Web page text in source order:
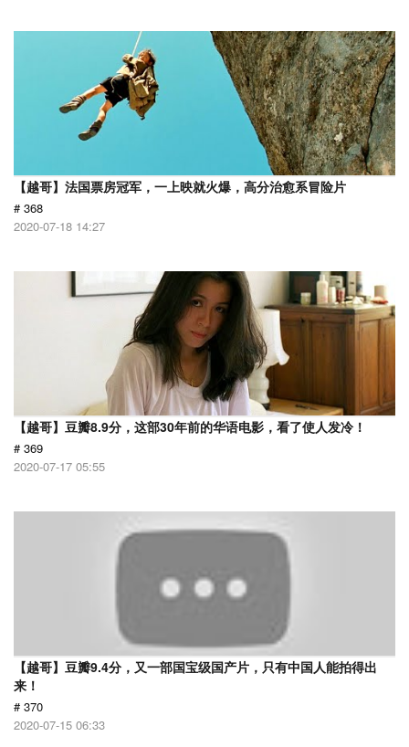
【越哥】法国票房冠军，一上映就火爆，高分治愈系冒险片
# 368
2020-07-18 14:27
【越哥】豆瓣8.9分，这部30年前的华语电影，看了使人发冷！
# 369
2020-07-17 05:55
【越哥】豆瓣9.4分，又一部国宝级国产片，只有中国人能拍得出
来！
# 370
2020-07-15 06:33